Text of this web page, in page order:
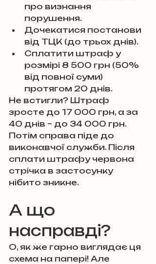
про визнання
порушення.
Дочекатися постанови
від ТЦК (до трьох днів).
Сплатити штраф у
розмірі 8 500 грн (50%
від повної суми)
протягом 20 днів.
Не встигли? Штраф
зросте до 17 000 грн, а за
40 днів – до 34 000 грн.
Потім справа піде до
виконавчої служби. Після
сплати штрафу червона
стрічка в застосунку
нібито зникне.
А що
насправді?
О, як же гарно виглядає ця
схема на папері! Але